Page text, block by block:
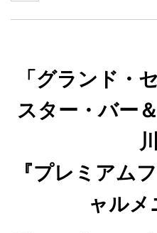
Social
「グランド・
スター・バー
『プレミアム
ャルメ